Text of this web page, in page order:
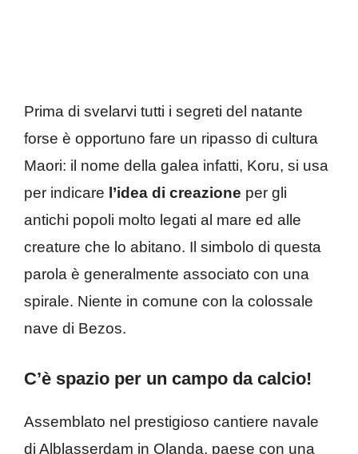
Prima di svelarvi tutti i segreti del natante
forse è opportuno fare un ripasso di cultura
Maori: il nome della galea infatti, Koru, si usa
per indicare l’idea di creazione per gli
antichi popoli molto legati al mare ed alle
creature che lo abitano. Il simbolo di questa
parola è generalmente associato con una
spirale. Niente in comune con la colossale
nave di Bezos.
C’è spazio per un campo da calcio!
Assemblato nel prestigioso cantiere navale
di Alblasserdam in Olanda, paese con una